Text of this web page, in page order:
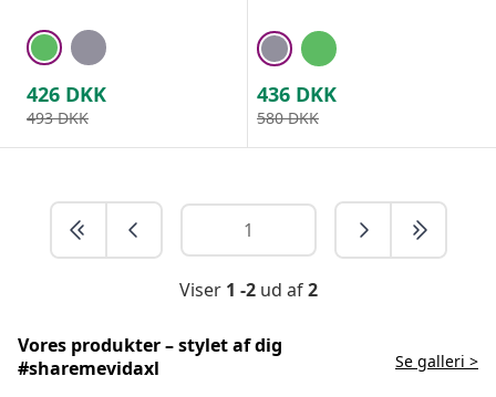
426 DKK
493 DKK
436 DKK
580 DKK
Viser 1 -2ud af2
Vores produkter – stylet af dig
#sharemevidaxl
Se galleri >